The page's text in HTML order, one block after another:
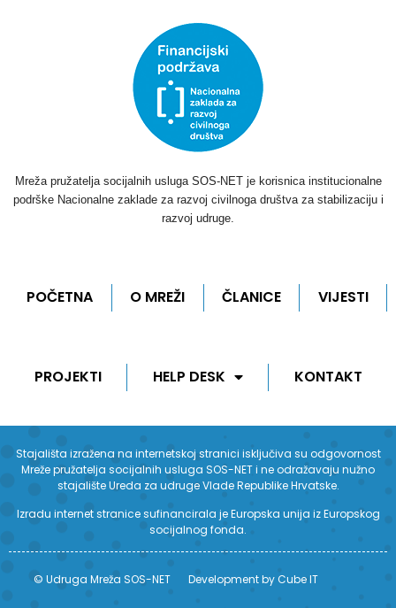
Mreža pružatelja socijalnih usluga SOS-NET je korisnica institucionalne
podrške Nacionalne zaklade za razvoj civilnoga društva za stabilizaciju i
razvoj udruge.
POČETNA O MREŽI ČLANICE VIJESTI
PROJEKTI HELP DESK KONTAKT
Stajališta izražena na internetskoj stranici isključiva su odgovornost
Mreže pružatelja socijalnih usluga SOS-NET i ne odražavaju nužno
stajalište Ureda za udruge Vlade Republike Hrvatske.
Izradu internet stranice sufinancirala je Europska unija iz Europskog
socijalnog fonda.
© Udruga Mreža SOS-NET Development by Cube IT